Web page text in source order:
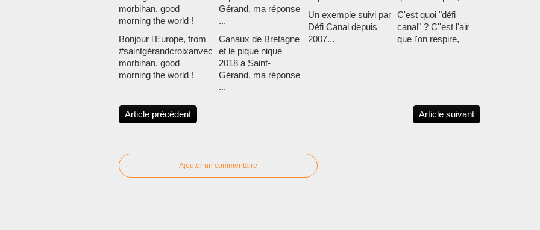
Bonjour l'Europe, from
#saintgérandcroixanvec
morbihan, good
morning the world !
Canaux de Bretagne
et le pique nique
2018 à Saint-
Gérand, ma réponse
...
Un exemple suivi par
Défi Canal depuis
2007...
C'est quoi "défi
canal" ? C''est l'air
que l'on respire,
Article précédent Article suivant
Ajouter un commentaire